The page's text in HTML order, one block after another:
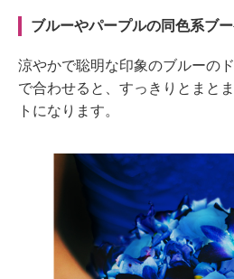
ブルーやパープルの同色系ブ
涼やかで聡明な印象のブルーの
で合わせると、すっきりとまと
トになります。